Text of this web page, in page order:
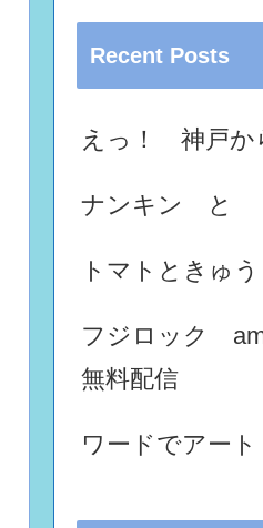
Recent Posts
えっ！ 神戸か
ナンキン と
トマトときゅう
フジロック
無料配信
ワードでアー